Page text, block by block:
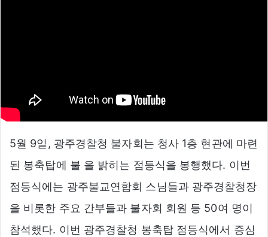
5월 9일, 광주경찰청 불자회는 청사 1층 현관에 마련
된 봉축탑에 불 을 밝히는 점등식을 봉행했다. 이번
점등식에는 광주불교연합회 스님들과 광주경찰청장
을 비롯한 주요 간부들과 불자회 회원 등 50여 명이
참석했다. 이번 광주경찰청 봉축탑 점등식에서 증심